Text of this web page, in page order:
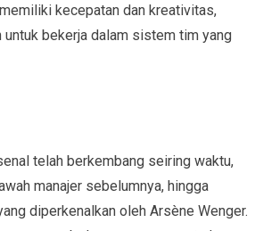
kecepatan dan kreativitas,
untuk bekerja dalam sistem tim yang
telah berkembang seiring waktu,
manajer sebelumnya, hingga
diperkenalkan oleh Arsène Wenger.